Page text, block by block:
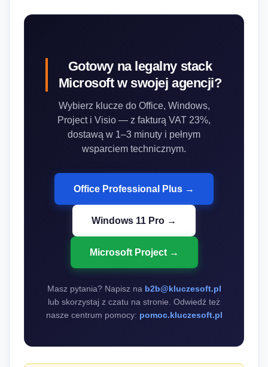
Gotowy na legalny stack
Microsoft w swojej agencji?
Wybierz klucze do Office, Windows,
Project i Visio — z fakturą VAT 23%,
dostawą w 1–3 minuty i pełnym
wsparciem technicznym.
Office Professional Plus →
Windows 11 Pro →
Microsoft Project →
Masz pytania? Napisz na b2b@kluczesoft.pl
lub skorzystaj z czatu na stronie. Odwiedź też
nasze centrum pomocy: pomoc.kluczesoft.pl